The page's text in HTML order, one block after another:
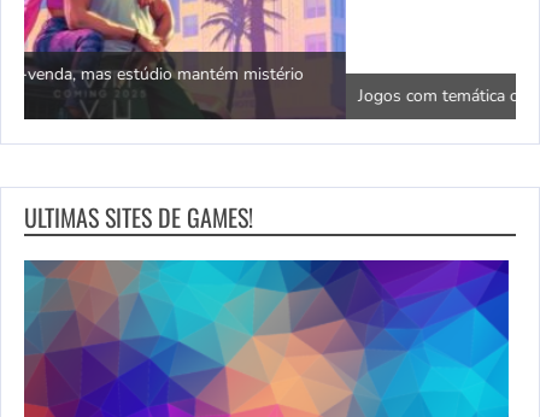
Jogos com temática oriental e dragões da sorte
ULTIMAS SITES DE GAMES!